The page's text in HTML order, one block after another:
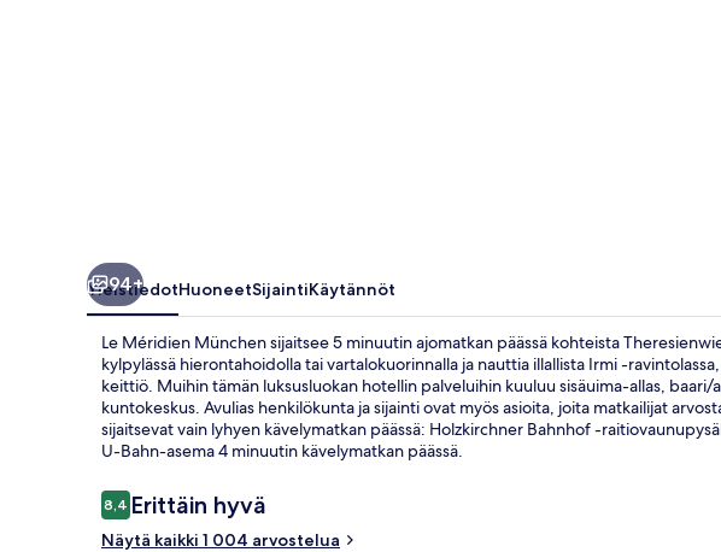
94+
YleistiedotHuoneetSijaintiKäytännöt
Le Méridien München sijaitsee 5 minuutin ajomatkan päässä kohteista
kylpylässä hierontahoidolla tai vartalokuorinnalla ja nauttia illallista Irmi -
keittiö. Muihin tämän luksusluokan hotellin palveluihin kuuluu sisäuima-allas,
kuntokeskus. Avulias henkilökunta ja sijainti ovat myös asioita, joita matkailijat
sijaitsevat vain lyhyen kävelymatkan päässä: Holzkirchner Bahnhof -
U-Bahn-asema 4 minuutin kävelymatkan päässä.
Arvostelut
8,48,4 kautta 10.
Erittäin hyvä
Näytä kaikki 1 004 arvostelua